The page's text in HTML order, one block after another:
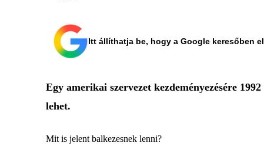
Itt állíthatja be, hogy a Google keresőben
Egy amerikai szervezet kezdeményezésére
lehet.
Mit is jelent balkezesnek lenni?